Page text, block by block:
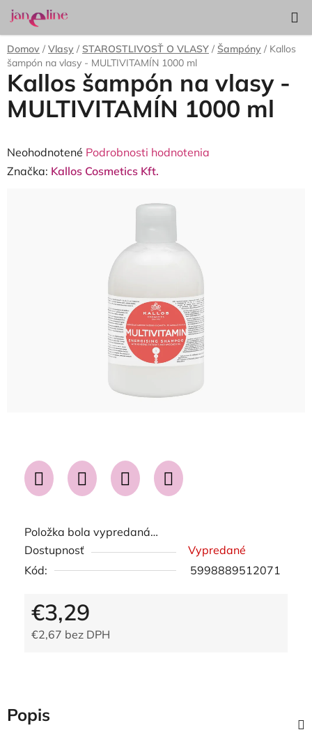
Prejsť
na
obsah
KOŠÍK
Domov / Vlasy / STAROSTLIVOSŤ O VLASY / Šampóny / Kallos
šampón na vlasy - MULTIVITAMÍN 1000 ml
Položka bola vypredaná…
Dostupnosť
Vypredané
Kód:
5998889512071
€3,29
€2,67 bez DPH
Kallos šampón na vlasy -
MULTIVITAMÍN 1000 ml
Priemerné
hodnotenie
Neohodnotené Podrobnosti hodnotenia
Značka: Kallos Cosmetics Kft.
Popis